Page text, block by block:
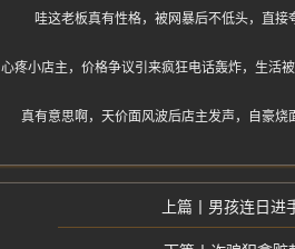
哇这老板真有性格，被网暴后不低头，直接
心疼小店主，价格争议引来疯狂电话轰炸，生活
真有意思啊，天价面风波后店主发声，自豪烧
男孩连日进